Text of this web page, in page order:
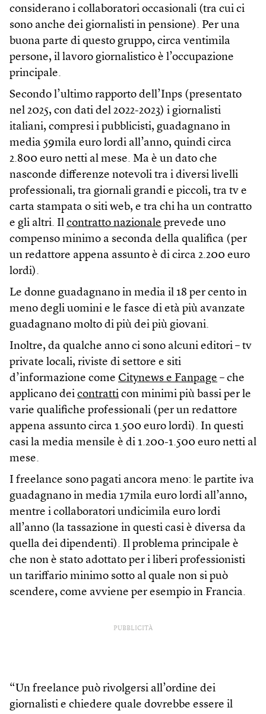
considerano i collaboratori occasionali (tra cui ci
sono anche dei giornalisti in pensione). Per una
buona parte di questo gruppo, circa ventimila
persone, il lavoro giornalistico è l’occupazione
principale.
Secondo l’ultimo rapporto dell’Inps (presentato
nel 2025, con dati del 2022-2023) i giornalisti
italiani, compresi i pubblicisti, guadagnano in
media 59mila euro lordi all’anno, quindi circa
2.800 euro netti al mese. Ma è un dato che
nasconde differenze notevoli tra i diversi livelli
professionali, tra giornali grandi e piccoli, tra tv e
carta stampata o siti web, e tra chi ha un contratto
e gli altri. Il contratto nazionale prevede uno
compenso minimo a seconda della qualifica (per
un redattore appena assunto è di circa 2.200 euro
lordi).
Le donne guadagnano in media il 18 per cento in
meno degli uomini e le fasce di età più avanzate
guadagnano molto di più dei più giovani.
Inoltre, da qualche anno ci sono alcuni editori – tv
private locali, riviste di settore e siti
d’informazione come Citynews e Fanpage – che
applicano dei contratti con minimi più bassi per le
varie qualifiche professionali (per un redattore
appena assunto circa 1.500 euro lordi). In questi
casi la media mensile è di 1.200-1.500 euro netti al
mese.
I freelance sono pagati ancora meno: le partite iva
guadagnano in media 17mila euro lordi all’anno,
mentre i collaboratori undicimila euro lordi
all’anno (la tassazione in questi casi è diversa da
quella dei dipendenti). Il problema principale è
che non è stato adottato per i liberi professionisti
un tariffario minimo sotto al quale non si può
scendere, come avviene per esempio in Francia.
PUBBLICITÀ
“Un freelance può rivolgersi all’ordine dei
giornalisti e chiedere quale dovrebbe essere il